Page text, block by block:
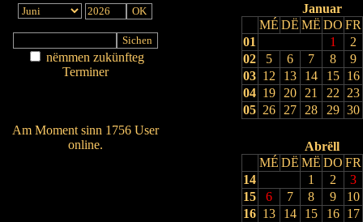
nëmmen zukünfteg
Terminer
Am Moment sinn 1756 User
online.
Januar
MÉ DË MË DO FR
01
1
2
02
5 6 7 8
9
03 12 13 14 15
16
04 19 20 21 22
23
05 26 27 28 29 30
Abrëll
MÉ DË MË DO FR
14
1 2
3
15
6 7 8 9
10
16 13 14 15 16
17